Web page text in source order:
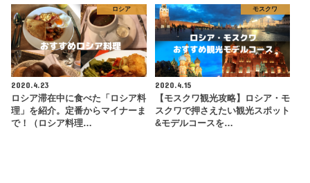
ロシア
2020.4.23
ロシア滞在中に食べた「ロシア料
理」を紹介。定番からマイナーま
で！（ロシア料理…
モスクワ
2020.4.15
【モスクワ観光攻略】ロシア・モ
スクワで押さえたい観光スポット
&モデルコースを…